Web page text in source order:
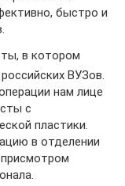
быстро и
в котором
ВУЗов.
нам лице
с
пластики.
в отделении